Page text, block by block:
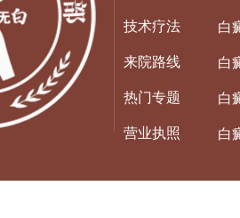
技术疗法
来院路线
热门专题
营业执照
白
白
白
白